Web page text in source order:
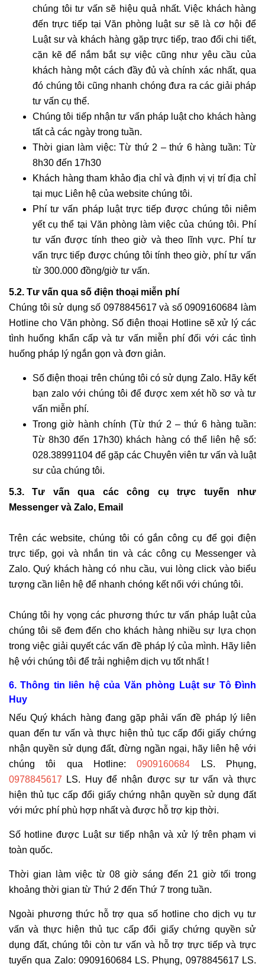
chúng tôi tư vấn sẽ hiệu quả nhất. Việc khách hàng
đến trực tiếp tại Văn phòng luật sư sẽ là cơ hội để
Luật sư và khách hàng gặp trực tiếp, trao đổi chi tiết,
cặn kẽ để nắm bắt sự việc cũng như yêu cầu của
khách hàng một cách đầy đủ và chính xác nhất, qua
đó chúng tôi cũng nhanh chóng đưa ra các giải pháp
tư vấn cụ thể.
Chúng tôi tiếp nhận tư vấn pháp luật cho khách hàng
tất cả các ngày trong tuần.
Thời gian làm việc: Từ thứ 2 – thứ 6 hàng tuần: Từ
8h30 đến 17h30
Khách hàng tham khảo địa chỉ và định vị vị trí địa chỉ
tại mục Liên hệ của website chúng tôi.
Phí tư vấn pháp luật trực tiếp được chúng tôi niêm
yết cụ thể tại Văn phòng làm việc của chúng tôi. Phí
tư vấn được tính theo giờ và theo lĩnh vực. Phí tư
vấn trực tiếp được chúng tôi tính theo giờ, phí tư vấn
từ 300.000 đồng/giờ tư vấn.
5.2. Tư vấn qua số điện thoại miễn phí
Chúng tôi sử dụng số 0978845617 và số 0909160684 làm
Hotline cho Văn phòng. Số điện thoại Hotline sẽ xử lý các
tình huống khẩn cấp và tư vấn miễn phí đối với các tình
huống pháp lý ngắn gọn và đơn giản.
Số điện thoại trên chúng tôi có sử dụng Zalo. Hãy kết
bạn zalo với chúng tôi để được xem xét hồ sơ và tư
vấn miễn phí.
Trong giờ hành chính (Từ thứ 2 – thứ 6 hàng tuần:
Từ 8h30 đến 17h30) khách hàng có thể liên hệ số:
028.38991104 để gặp các Chuyên viên tư vấn và luật
sư của chúng tôi.
5.3. Tư vấn qua các công cụ trực tuyến như
Messenger và Zalo, Email
Trên các website, chúng tôi có gắn công cụ để gọi điện
trực tiếp, gọi và nhắn tin và các công cụ Messenger và
Zalo. Quý khách hàng có nhu cầu, vui lòng click vào biểu
tượng cần liên hệ để nhanh chóng kết nối với chúng tôi.
Chúng tôi hy vọng các phương thức tư vấn pháp luật của
chúng tôi sẽ đem đến cho khách hàng nhiều sự lựa chọn
trong việc giải quyết các vấn đề pháp lý của mình. Hãy liên
hệ với chúng tôi để trải nghiệm dịch vụ tốt nhất !
6. Thông tin liên hệ của Văn phòng Luật sư Tô Đình
Huy
Nếu Quý khách hàng đang gặp phải vấn đề pháp lý liên
quan đến tư vấn và thực hiện thủ tục cấp đổi giấy chứng
nhận quyền sử dụng đất, đừng ngần ngại, hãy liên hệ với
chúng tôi qua Hotline:0909160684 LS. Phụng,
0978845617 LS. Huy để nhận được sự tư vấn và thực
hiện thủ tục cấp đổi giấy chứng nhận quyền sử dụng đất
với mức phí phù hợp nhất và được hỗ trợ kịp thời.
Số hotline được Luật sư tiếp nhận và xử lý trên phạm vi
toàn quốc.
Thời gian làm việc từ 08 giờ sáng đến 21 giờ tối trong
khoảng thời gian từ Thứ 2 đến Thứ 7 trong tuần.
Ngoài phương thức hỗ trợ qua số hotline cho dịch vụ tư
vấn và thực hiện thủ tục cấp đổi giấy chứng quyền sử
dụng đất, chúng tôi còn tư vấn và hỗ trợ trực tiếp và trực
tuyến qua Zalo: 0909160684 LS. Phụng, 0978845617 LS.